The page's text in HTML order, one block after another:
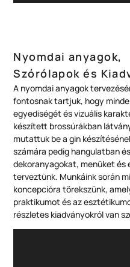
Nyomdai anyagok,
Szórólapok és
A nyomdai anyagok
fontosnak tartjuk, hogy
egyediségét és vizuális
készített brossúrákban
mutattuk be a gin
számára pedig hangulatban
dekoranyagokat, menüket
terveztünk. Munkáink során
koncepcióra törekszünk,
praktikumot és az
részletes kiadványokról van